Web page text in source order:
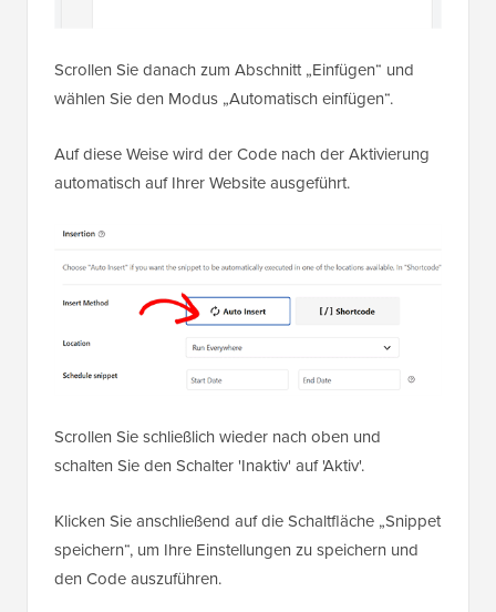
Scrollen Sie danach zum Abschnitt „Einfügen“ und
wählen Sie den Modus „Automatisch einfügen“.
Auf diese Weise wird der Code nach der Aktivierung
automatisch auf Ihrer Website ausgeführt.
Scrollen Sie schließlich wieder nach oben und
schalten Sie den Schalter 'Inaktiv' auf 'Aktiv'.
Klicken Sie anschließend auf die Schaltfläche „Snippet
speichern“, um Ihre Einstellungen zu speichern und
den Code auszuführen.